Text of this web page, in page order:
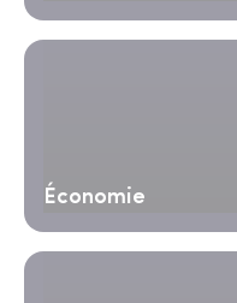
Économie